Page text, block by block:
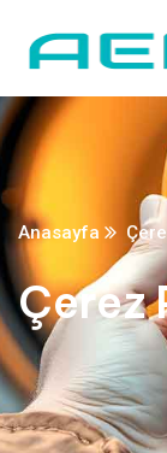
Anasayfa
Çerez